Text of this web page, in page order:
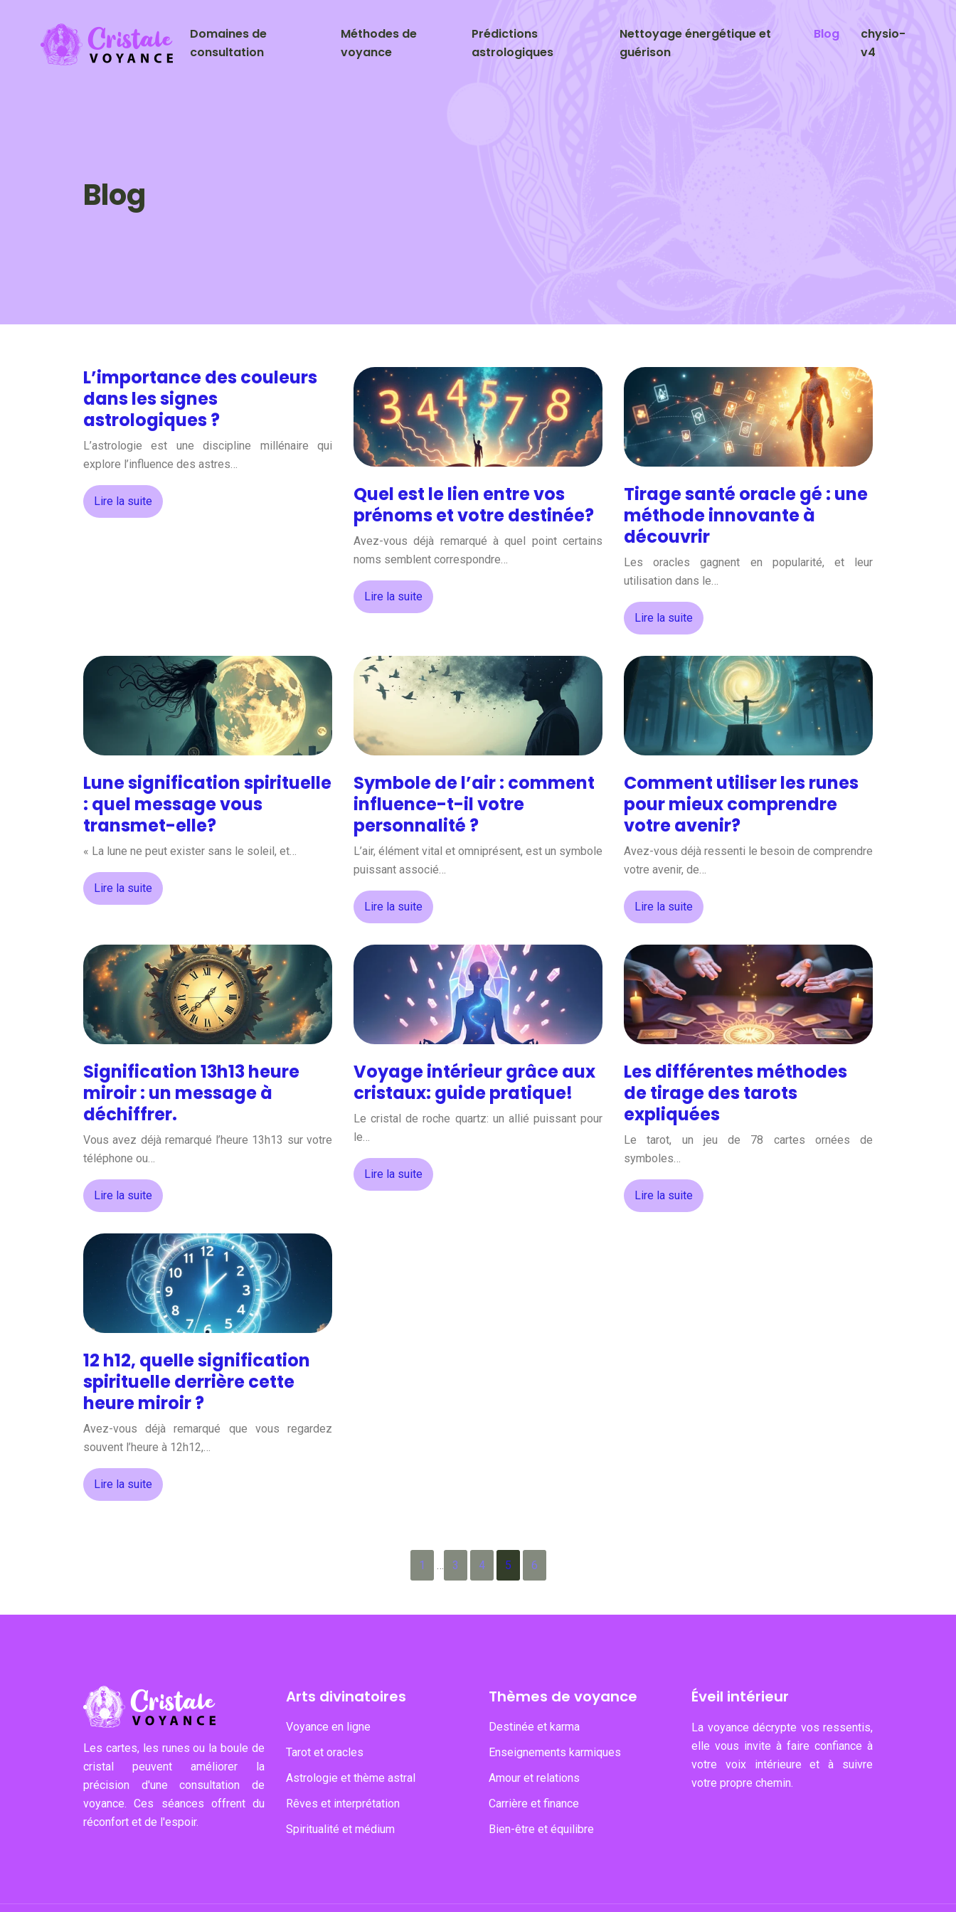
Domaines de
consultation
Méthodes de
voyance
Prédictions
astrologiques
Nettoyage énergétique et
guérison
Blog
chysio-
v4
Blog
L’importance des couleurs
dans les signes
astrologiques ?
L’astrologie est une discipline millénaire qui
explore l’influence des astres…
Lire la suite
Quel est le lien entre vos
prénoms et votre destinée?
Avez-vous déjà remarqué à quel point certains
noms semblent correspondre…
Lire la suite
Tirage santé oracle gé : une
méthode innovante à
découvrir
Les oracles gagnent en popularité, et leur
utilisation dans le…
Lire la suite
Lune signification spirituelle
: quel message vous
transmet-elle?
« La lune ne peut exister sans le soleil, et…
Lire la suite
Symbole de l’air : comment
influence-t-il votre
personnalité ?
L’air, élément vital et omniprésent, est un symbole
puissant associé…
Lire la suite
Comment utiliser les runes
pour mieux comprendre
votre avenir?
Avez-vous déjà ressenti le besoin de comprendre
votre avenir, de…
Lire la suite
Signification 13h13 heure
miroir : un message à
déchiffrer.
Vous avez déjà remarqué l’heure 13h13 sur votre
téléphone ou…
Lire la suite
Voyage intérieur grâce aux
cristaux: guide pratique!
Le cristal de roche quartz: un allié puissant pour
le…
Lire la suite
Les différentes méthodes
de tirage des tarots
expliquées
Le tarot, un jeu de 78 cartes ornées de
symboles…
Lire la suite
12 h12, quelle signification
spirituelle derrière cette
heure miroir ?
Avez-vous déjà remarqué que vous regardez
souvent l’heure à 12h12,…
Lire la suite
1 … 3 4 5 6
Les cartes, les runes ou la boule de
cristal peuvent améliorer la
précision d'une consultation de
voyance. Ces séances offrent du
réconfort et de l'espoir.
Arts divinatoires
Voyance en ligne
Tarot et oracles
Astrologie et thème astral
Rêves et interprétation
Spiritualité et médium
Thèmes de voyance
Destinée et karma
Enseignements karmiques
Amour et relations
Carrière et finance
Bien-être et équilibre
Éveil intérieur
La voyance décrypte vos ressentis,
elle vous invite à faire confiance à
votre voix intérieure et à suivre
votre propre chemin.